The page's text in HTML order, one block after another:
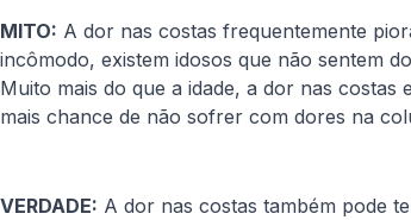
MITO: A dor nas costas frequentemente
incômodo, existem idosos que não sentem
Muito mais do que a idade, a dor nas costas
mais chance de não sofrer com dores na
VERDADE: A dor nas costas também pode